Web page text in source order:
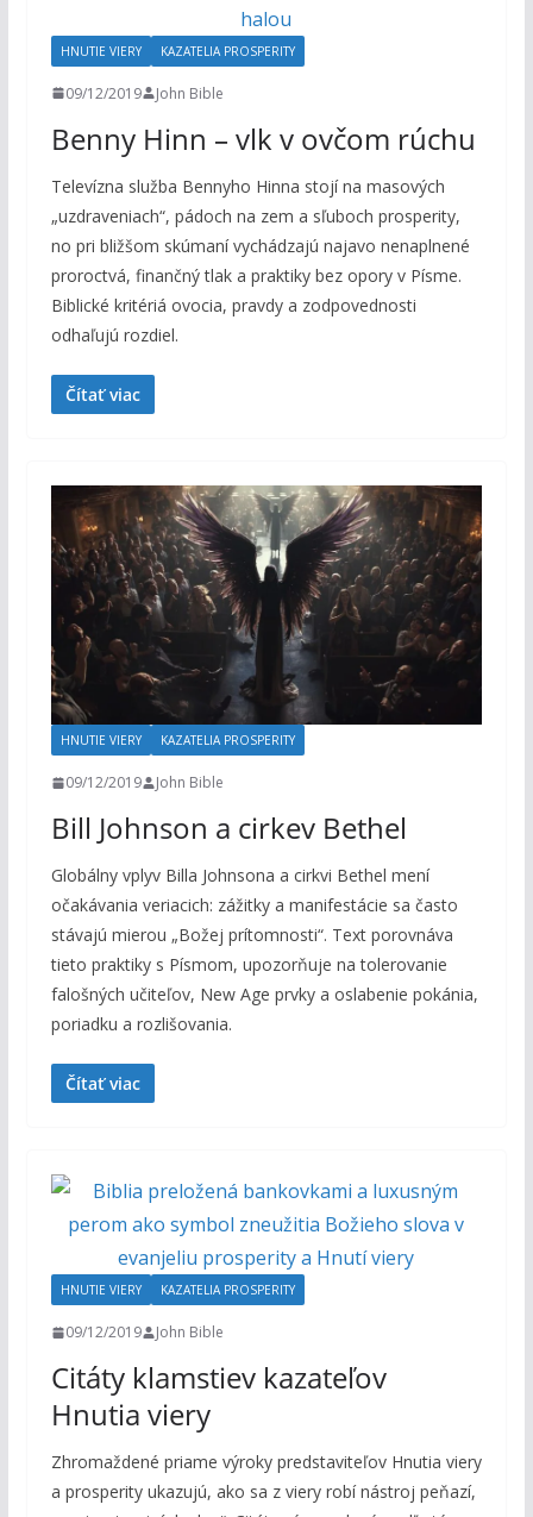
HNUTIE VIERY KAZATELIA PROSPERITY
09/12/2019 John Bible
Benny Hinn – vlk v ovčom rúchu
Televízna služba Bennyho Hinna stojí na masových
„uzdraveniach“, pádoch na zem a sľuboch prosperity,
no pri bližšom skúmaní vychádzajú najavo nenaplnené
proroctvá, finančný tlak a praktiky bez opory v Písme.
Biblické kritériá ovocia, pravdy a zodpovednosti
odhaľujú rozdiel.
Čítať viac
HNUTIE VIERY KAZATELIA PROSPERITY
09/12/2019 John Bible
Bill Johnson a cirkev Bethel
Globálny vplyv Billa Johnsona a cirkvi Bethel mení
očakávania veriacich: zážitky a manifestácie sa často
stávajú mierou „Božej prítomnosti“. Text porovnáva
tieto praktiky s Písmom, upozorňuje na tolerovanie
falošných učiteľov, New Age prvky a oslabenie pokánia,
poriadku a rozlišovania.
Čítať viac
HNUTIE VIERY KAZATELIA PROSPERITY
09/12/2019 John Bible
Citáty klamstiev kazateľov
Hnutia viery
Zhromaždené priame výroky predstaviteľov Hnutia viery
a prosperity ukazujú, ako sa z viery robí nástroj peňazí,